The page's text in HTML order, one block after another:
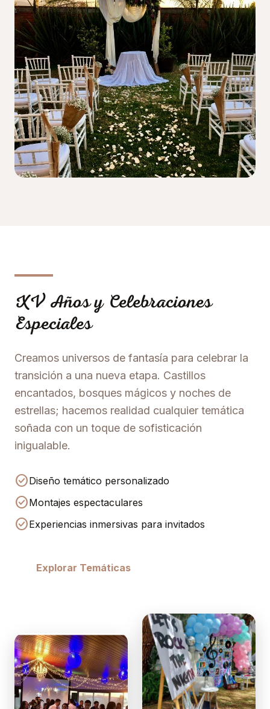
XV Años y Celebraciones
Especiales
Creamos universos de fantasía para celebrar la
transición a una nueva etapa. Castillos
encantados, bosques mágicos y noches de
estrellas; hacemos realidad cualquier temática
soñada con un toque de sofisticación
inigualable.
check_circleDiseño temático personalizado
check_circleMontajes espectaculares
check_circleExperiencias inmersivas para invitados
Explorar Temáticas